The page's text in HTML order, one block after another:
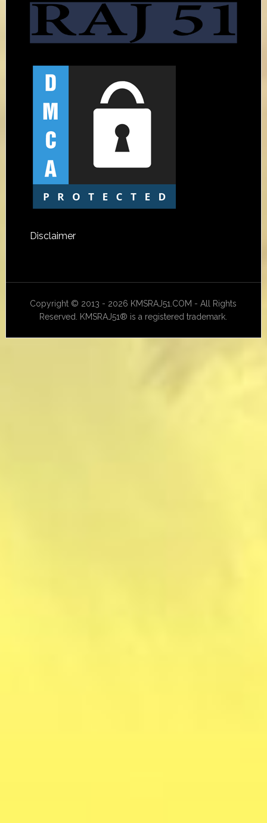
Disclaimer
Copyright © 2013 - 2026 KMSRAJ51.COM - All Rights
Reserved. KMSRAJ51® is a registered trademark.